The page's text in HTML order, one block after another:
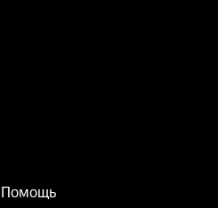
Помощь